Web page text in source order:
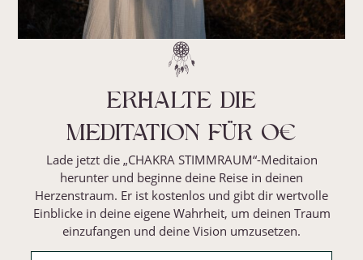
ERHALTE DIE
MEDITATION FÜR O€
Lade jetzt die „CHAKRA STIMMRAUM“-Meditaion
herunter und beginne deine Reise in deinen
Herzenstraum. Er ist kostenlos und gibt dir wertvolle
Einblicke in deine eigene Wahrheit, um deinen Traum
einzufangen und deine Vision umzusetzen.